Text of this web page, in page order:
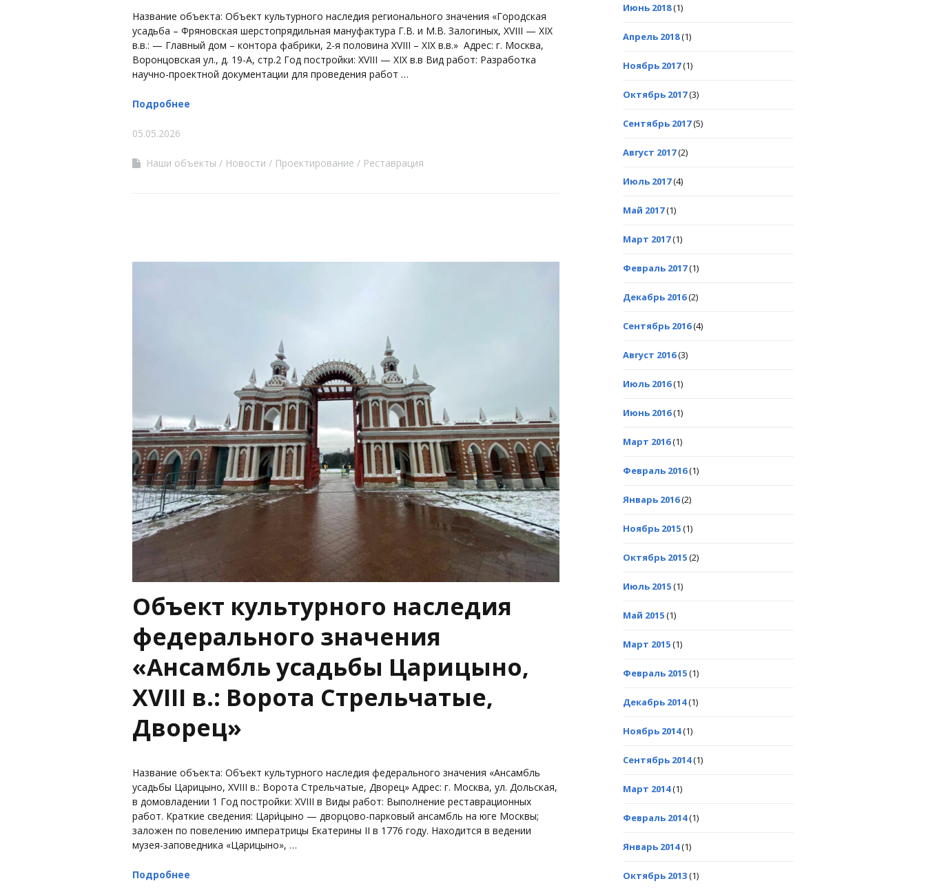
Название объекта: Объект культурного наследия регионального значения «Городская
усадьба – Фряновская шерстопрядильная мануфактура Г.В. и М.В. Залогиных, XVIII — XIX
в.в.: — Главный дом – контора фабрики, 2-я половина XVIII – XIX в.в.» Адрес: г. Москва,
Воронцовская ул., д. 19-А, стр.2 Год постройки: XVIII — XIX в.в Вид работ: Разработка
научно-проектной документации для проведения работ …
Подробнее
05.05.2026
Наши объекты Новости Проектирование Реставрация
Объект культурного наследия
федерального значения
«Ансамбль усадьбы Царицыно,
XVIII в.: Ворота Стрельчатые,
Дворец»
Название объекта: Объект культурного наследия федерального значения «Ансамбль
усадьбы Царицыно, XVIII в.: Ворота Стрельчатые, Дворец» Адрес: г. Москва, ул. Дольская,
в домовладении 1 Год постройки: XVIII в Виды работ: Выполнение реставрационных
работ. Краткие сведения: Цари́цыно — дворцово-парковый ансамбль на юге Москвы;
заложен по повелению императрицы Екатерины II в 1776 году. Находится в ведении
музея-заповедника «Царицыно», …
Подробнее
Июнь 2018(1)
Апрель 2018(1)
Ноябрь 2017(1)
Октябрь 2017(3)
Сентябрь 2017(5)
Август 2017(2)
Июль 2017(4)
Май 2017(1)
Март 2017(1)
Февраль 2017(1)
Декабрь 2016(2)
Сентябрь 2016(4)
Август 2016(3)
Июль 2016(1)
Июнь 2016(1)
Март 2016(1)
Февраль 2016(1)
Январь 2016(2)
Ноябрь 2015(1)
Октябрь 2015(2)
Июль 2015(1)
Май 2015(1)
Март 2015(1)
Февраль 2015(1)
Декабрь 2014(1)
Ноябрь 2014(1)
Сентябрь 2014(1)
Март 2014(1)
Февраль 2014(1)
Январь 2014(1)
Октябрь 2013(1)